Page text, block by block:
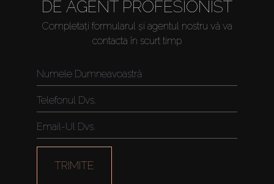
DE AGENT PROFESIONIST
Completați formularul și agentul nostru vă va
contacta în scurt timp
TRIMITE